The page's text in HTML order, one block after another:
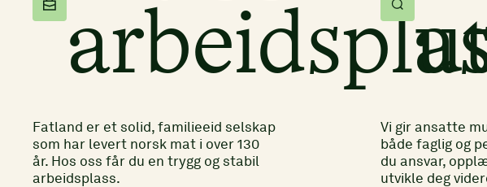
Fatland er et solid, familieeid selskap
som har levert norsk mat i over 130
år. Hos oss får du en trygg og stabil
arbeidsplass.
Vi gir ansatte
både faglig og
du ansvar,
utvikle deg